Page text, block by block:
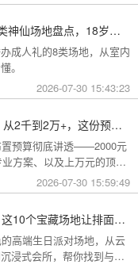
深圳从不缺乏仪式感。
成人礼布置选哪些地方合适？8类神仙场地盘点，18岁的仪式感从选对地方开始
成人礼的8类场地，从室内
。
2026-07-30 15:43:23
10岁生日宴会布置要花多少钱？从2千到2万+，这份预算攻略讲透了
置预算彻底讲透——2000元
方案、以及上万元的顶配
2026-07-30 15:59:49
北京高端生日派对举办地推荐：这10个宝藏场地让排面与品味兼得
高端生日派对场地，从云
浸式会所，帮你找到与心